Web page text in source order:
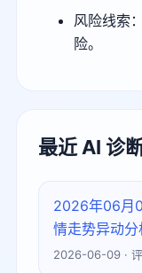
风险线索
险。
最近 AI 诊
2026年06月
情走势异动分
2026-06-09 ·